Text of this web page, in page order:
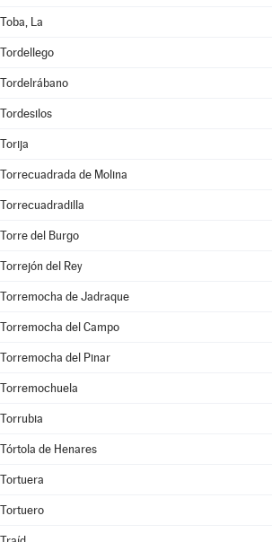
Toba, La
Tordellego
Tordelrábano
Tordesilos
Torija
Torrecuadrada de Molina
Torrecuadradilla
Torre del Burgo
Torrejón del Rey
Torremocha de Jadraque
Torremocha del Campo
Torremocha del Pinar
Torremochuela
Torrubia
Tórtola de Henares
Tortuera
Tortuero